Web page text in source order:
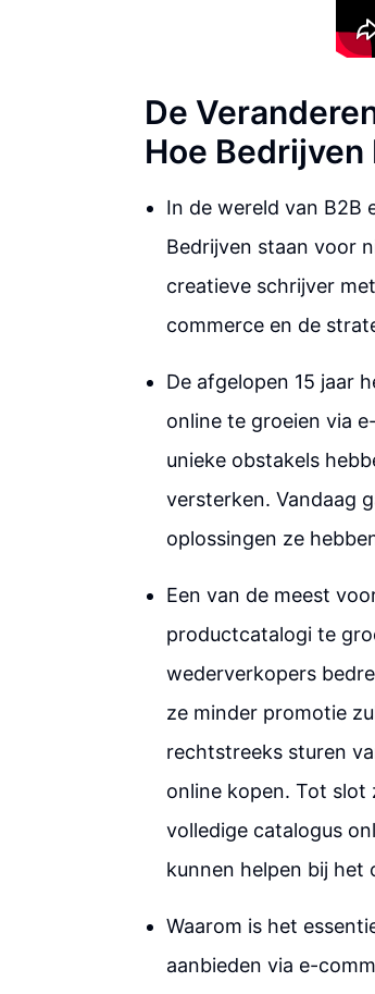
De
Hoe
In de wereld van B2B
Bedrijven staan voor
creatieve schrijver
commerce en de
De afgelopen 15 jaar
online te groeien via
unieke obstakels
versterken. Vandaag
oplossingen ze
Een van de meest
productcatalogi te
wederverkopers
ze minder promotie
rechtstreeks sturen
online kopen. Tot slot
volledige catalogus
kunnen helpen bij het
Waarom is het
aanbieden via e-